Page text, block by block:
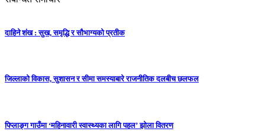
दाहिने शंख : सुख, समृद्धि र सौभाग्यको प्रतीक
जिल्लाको विकास, सुशासन र सीमा समस्याबारे राजनीतिक दलबीच छलफल
पिप्लाङ्ग गाउँमा ‘महिनावारी स्वास्थ्यका लागि पहल’ झोला वितरण